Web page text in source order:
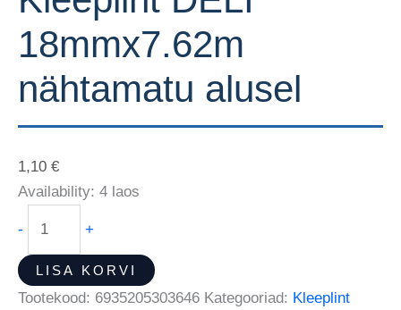
18mmx7.62m
nähtamatu alusel
1,10 €
Availability: 4 laos
- +
LISA KORVI
Tootekood: 6935205303646 Kategooriad: Kleeplint